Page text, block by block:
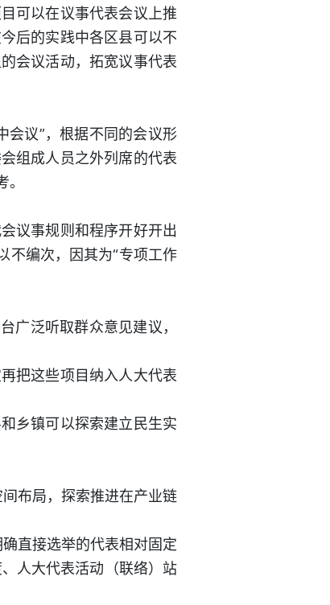
可以在议事代表会议上推
后的实践中各区县可以不
会议活动，拓宽议事代表
议”，根据不同的会议形
组成人员之外列席的代表
议事规则和程序开好开出
不编次，因其为“专项工作
泛听取群众意见建议，
把这些项目纳入人大代表
乡镇可以探索建立民生实
布局，探索推进在产业链
直接选举的代表相对固定
人大代表活动（联络）站